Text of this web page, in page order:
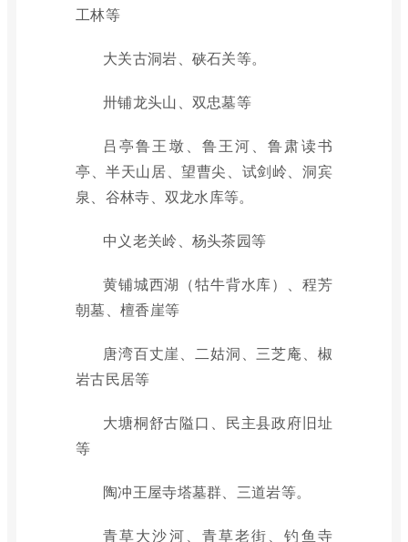
工林等
大关古洞岩、硖石关等。
卅铺龙头山、双忠墓等
吕亭鲁王墩、鲁王河、鲁肃读书
亭、半天山居、望曹尖、试剑岭、洞宾
泉、谷林寺、双龙水库等。
中义老关岭、杨头茶园等
黄铺城西湖（牯牛背水库）、程芳
朝墓、檀香崖等
唐湾百丈崖、二姑洞、三芝庵、椒
岩古民居等
大塘桐舒古隘口、民主县政府旧址
等
陶冲王屋寺塔墓群、三道岩等。
青草大沙河、青草老街、钓鱼寺